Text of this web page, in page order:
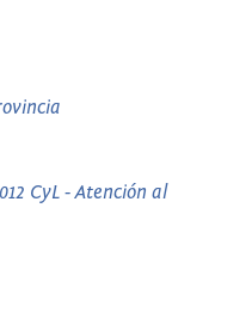
CyL - Atención al